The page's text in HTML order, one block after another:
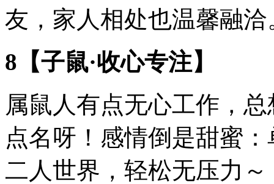
友，家人相处也温馨融洽
8【子鼠·收心专注】
属鼠人有点无心工作，
点名呀！感情倒是甜蜜
二人世界，轻松无压力～